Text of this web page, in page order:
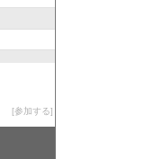
参加する